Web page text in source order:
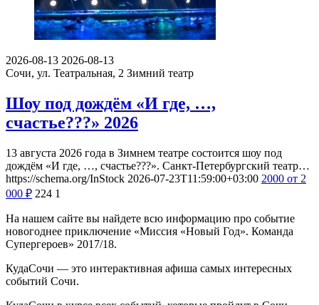
2026-08-13 2026-08-13
Сочи, ул. Театральная, 2 Зимний театр
Шоу под дождём «И где, …,
счастье???» 2026
13 августа 2026 года в Зимнем театре состоится шоу под
дождём «И где, …, счастье???». Санкт-Петербургский театр…
https://schema.org/InStock 2026-07-23T11:59:00+03:00 2000 от 2
000 ₽ 224 1
На нашем сайте вы найдете всю информацию про событие
новогоднее приключение «Миссия «Новый Год». Команда
Супергероев» 2017/18.
КудаСочи — это интерактивная афиша самых интересных
событий Сочи.